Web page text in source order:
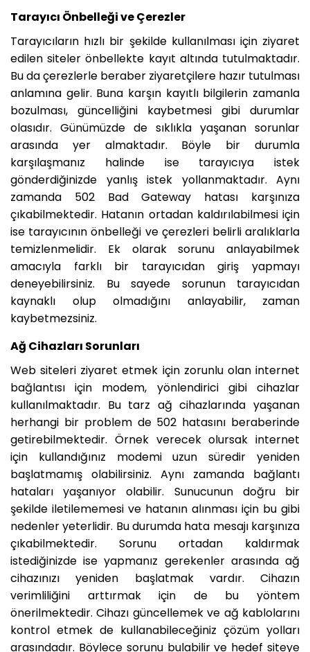
Tarayıcı Önbelleği ve Çerezler
Tarayıcıların hızlı bir şekilde kullanılması için ziyaret
edilen siteler önbellekte kayıt altında tutulmaktadır.
Bu da çerezlerle beraber ziyaretçilere hazır tutulması
anlamına gelir. Buna karşın kayıtlı bilgilerin zamanla
bozulması, güncelliğini kaybetmesi gibi durumlar
olasıdır. Günümüzde de sıklıkla yaşanan sorunlar
arasında yer almaktadır. Böyle bir durumla
karşılaşmanız halinde ise tarayıcıya istek
gönderdiğinizde yanlış istek yollanmaktadır. Aynı
zamanda 502 Bad Gateway hatası karşınıza
çıkabilmektedir. Hatanın ortadan kaldırılabilmesi için
ise tarayıcının önbelleği ve çerezleri belirli aralıklarla
temizlenmelidir. Ek olarak sorunu anlayabilmek
amacıyla farklı bir tarayıcıdan giriş yapmayı
deneyebilirsiniz. Bu sayede sorunun tarayıcıdan
kaynaklı olup olmadığını anlayabilir, zaman
kaybetmezsiniz.
Ağ Cihazları Sorunları
Web siteleri ziyaret etmek için zorunlu olan internet
bağlantısı için modem, yönlendirici gibi cihazlar
kullanılmaktadır. Bu tarz ağ cihazlarında yaşanan
herhangi bir problem de 502 hatasını beraberinde
getirebilmektedir. Örnek verecek olursak internet
için kullandığınız modemi uzun süredir yeniden
başlatmamış olabilirsiniz. Aynı zamanda bağlantı
hataları yaşanıyor olabilir. Sunucunun doğru bir
şekilde iletilememesi ve hatanın alınması için bu gibi
nedenler yeterlidir. Bu durumda hata mesajı karşınıza
çıkabilmektedir. Sorunu ortadan kaldırmak
istediğinizde ise yapmanız gerekenler arasında ağ
cihazınızı yeniden başlatmak vardır. Cihazın
verimliliğini arttırmak için de bu yöntem
önerilmektedir. Cihazı güncellemek ve ağ kablolarını
kontrol etmek de kullanabileceğiniz çözüm yolları
arasındadır. Böylece sorunu bulabilir ve hedef siteye